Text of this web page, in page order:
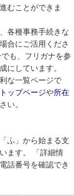
むことができま
各種事務手続きな
合にご活用くださ
も、フリガナを参
にしています。
な一覧ページで
トップページや所在
い。
ふ」から始まる支
ます。 「詳細情
話番号を確認でき